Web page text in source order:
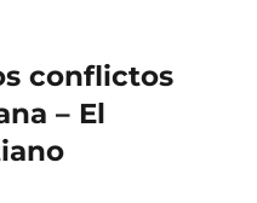
conflictos
– El